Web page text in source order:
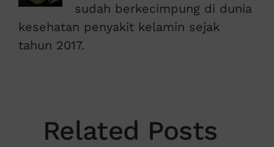
sudah berkecimpung di dunia
kesehatan penyakit kelamin sejak
tahun 2017.
Related Posts